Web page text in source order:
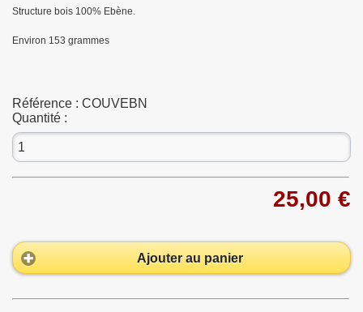
Structure bois 100% Ebène.
Environ 153 grammes
Référence : COUVEBN
Quantité :
25,00 €
Ajouter au panier